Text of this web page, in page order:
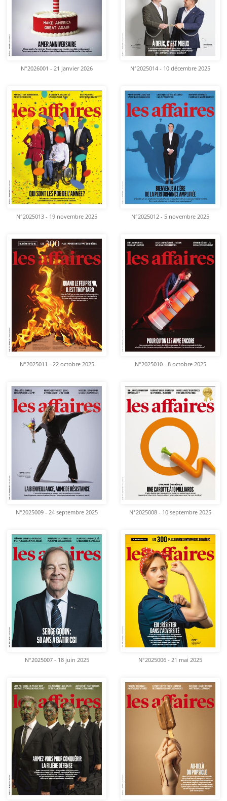
N°2026001 - 21 janvier 2026 N°2025014 - 10 décembre 2025
N°2025013 - 19 novembre 2025 N°2025012 - 5 novembre 2025
N°2025011 - 22 octobre 2025 N°2025010 - 8 octobre 2025
N°2025009 - 24 septembre 2025 N°2025008 - 10 septembre 2025
N°2025007 - 18 juin 2025 N°2025006 - 21 mai 2025